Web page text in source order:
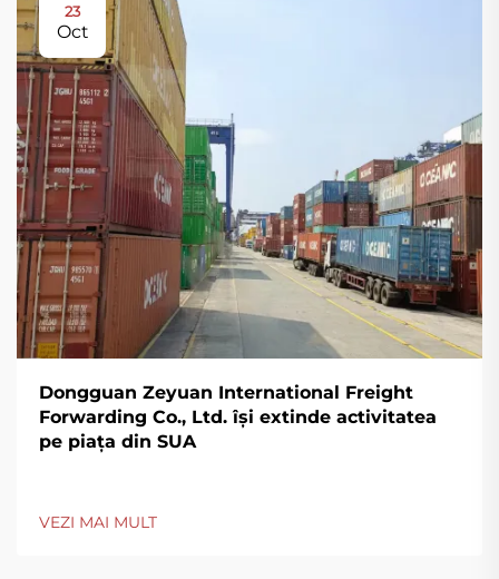
23
Oct
Dongguan Zeyuan International Freight
Forwarding Co., Ltd. își extinde activitatea
pe piața din SUA
VEZI MAI MULT